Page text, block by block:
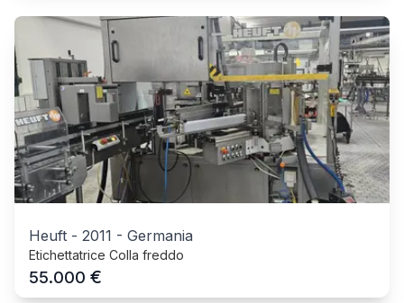
Heuft - 2011 - Germania
Etichettatrice Colla freddo
55.000 €